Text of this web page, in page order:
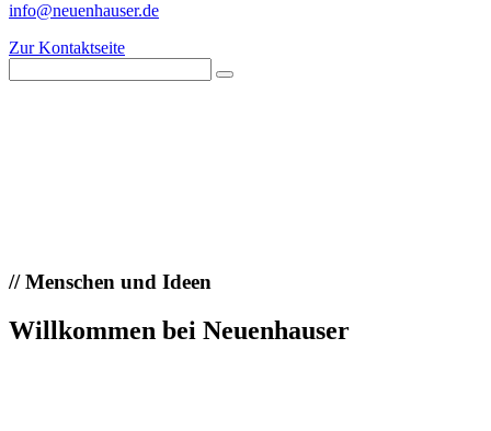
info@neuenhauser.de
Zur Kontaktseite
//Menschen und Ideen
Willkommen bei Neuenhauser